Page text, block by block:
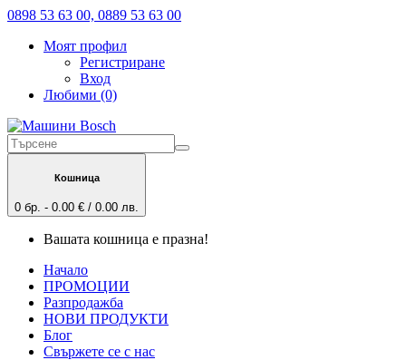
0898 53 63 00, 0889 53 63 00
Моят профил
Регистриране
Вход
Любими (0)
Кошница
0 бр. - 0.00 € / 0.00 лв.
Вашата кошница е празна!
Начало
ПРОМОЦИИ
Разпродажба
НОВИ ПРОДУКТИ
Блог
Свържете се с нас